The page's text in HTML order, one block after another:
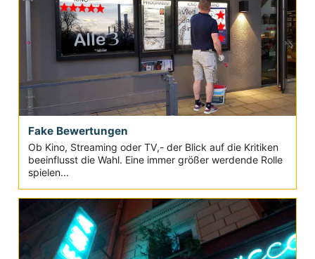
Fake Bewertungen
Ob Kino, Streaming oder TV,- der Blick auf die Kritiken
beeinflusst die Wahl. Eine immer größer werdende Rolle
spielen...